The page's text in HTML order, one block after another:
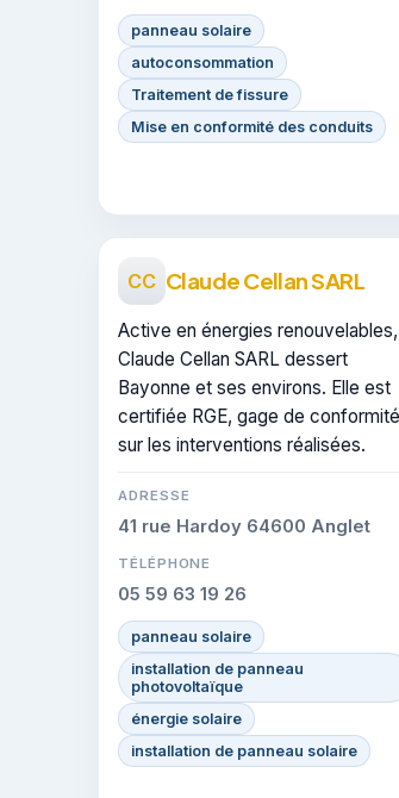
panneau solaire
autoconsommation
Traitement de fissure
Mise en conformité des conduits
CC Claude Cellan SARL
Active en énergies renouvelables,
Claude Cellan SARL dessert
Bayonne et ses environs. Elle est
certifiée RGE, gage de conformité
sur les interventions réalisées.
ADRESSE
41 rue Hardoy 64600 Anglet
TÉLÉPHONE
05 59 63 19 26
panneau solaire
installation de panneau
photovoltaïque
énergie solaire
installation de panneau solaire